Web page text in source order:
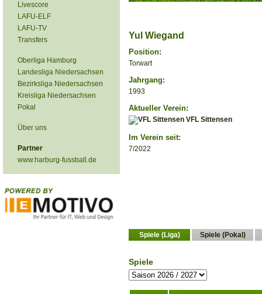
Livescore
LAFU-ELF
LAFU-TV
Transfers
Oberliga Hamburg
Landesliga Niedersachsen
Bezirksliga Niedersachsen
Kreisliga Niedersachsen
Pokal
Über uns
Partner
www.harburg-fussball.de
Yul Wiegand
Position:
Torwart
Jahrgang:
1993
Aktueller Verein:
VFL Sittensen
Im Verein seit:
7/2022
Spiele (Liga) Spiele (Pokal)
Spiele